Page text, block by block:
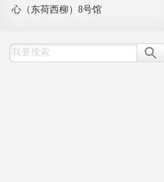
心（东荷西柳）8号馆